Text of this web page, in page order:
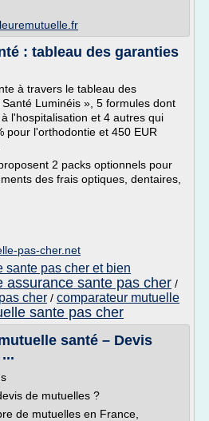
: tableau des garanties
à travers le tableau des
Luminéis », 5 formules dont
l'hospitalisation et 4 autres qui
pour l'orthodontie et 450 EUR
2 packs optionnels pour
des frais optiques, dentaires,
pas-cher.net
sante pas cher et bien
assurance sante pas cher /
cher / comparateur mutuelle
sante pas cher
santé – Devis
de mutuelles ?
de mutuelles en France,